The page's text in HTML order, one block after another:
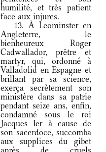
humilité, et très patient
face aux injures.
13. À Leominster en
Angleterre, le
bienheureux Roger
Cadwallador, prêtre et
martyr, qui, ordonné à
Valladolid en Espagne et
brillant par sa science,
exerça secrètement son
ministère dans sa patrie
pendant seize ans, enfin,
condamné sous le roi
Jacques Ier à cause de
son sacerdoce, succomba
aux supplices du gibet